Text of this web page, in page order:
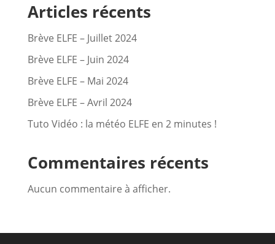
Articles récents
Brève ELFE – Juillet 2024
Brève ELFE – Juin 2024
Brève ELFE – Mai 2024
Brève ELFE – Avril 2024
Tuto Vidéo : la météo ELFE en 2 minutes !
Commentaires récents
Aucun commentaire à afficher.